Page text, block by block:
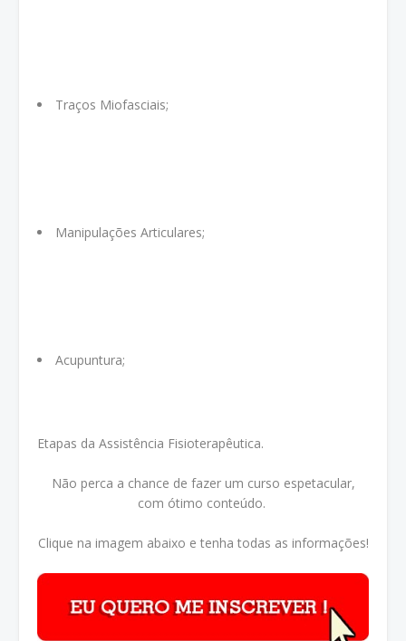
Traços Miofasciais;
Manipulações Articulares;
Acupuntura;
Etapas da Assistência Fisioterapêutica.
Não perca a chance de fazer um curso espetacular,
com ótimo conteúdo.
Clique na imagem abaixo e tenha todas as informações!